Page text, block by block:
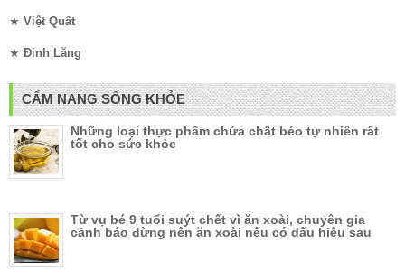
★ Việt Quất
★ Đinh Lăng
CẨM NANG SỐNG KHỎE
Những loại thực phẩm chứa chất béo tự nhiên rất
tốt cho sức khỏe
Từ vụ bé 9 tuổi suýt chết vì ăn xoài, chuyên gia
cảnh báo đừng nên ăn xoài nếu có dấu hiệu sau